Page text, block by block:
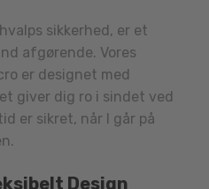
sikkerhed, er et
afgørende. Vores
er designet med
giver dig ro i sindet ved
er sikret, når I går på
Design